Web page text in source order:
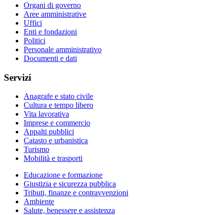
Organi di governo
Aree amministrative
Uffici
Enti e fondazioni
Politici
Personale amministrativo
Documenti e dati
Servizi
Anagrafe e stato civile
Cultura e tempo libero
Vita lavorativa
Imprese e commercio
Appalti pubblici
Catasto e urbanistica
Turismo
Mobilità e trasporti
Educazione e formazione
Giustizia e sicurezza pubblica
Tributi, finanze e contravvenzioni
Ambiente
Salute, benessere e assistenza